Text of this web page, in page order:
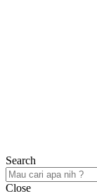
Search
Close